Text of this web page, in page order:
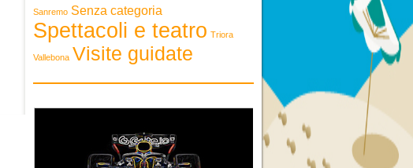
Sanremo Senza categoria
Spettacoli e teatro Triora
Vallebona Visite guidate